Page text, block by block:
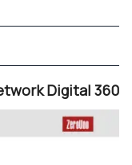
Digital 360